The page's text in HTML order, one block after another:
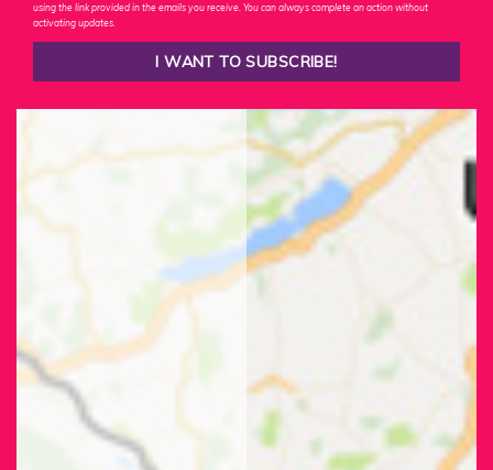
using the link provided in the emails you receive. You can always complete an action without
activating updates.